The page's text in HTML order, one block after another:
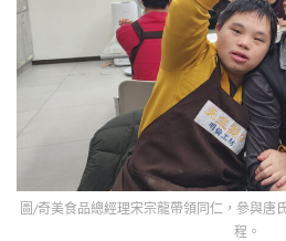
圖/奇美食品總經理宋宗龍帶領同仁，參與唐
程。